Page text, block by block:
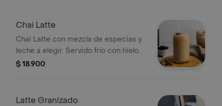
Chai Latte
Chai Latte con mezcla de especias y
leche a elegir. Servido frío con hielo.
$ 18.900
Latte Granizado